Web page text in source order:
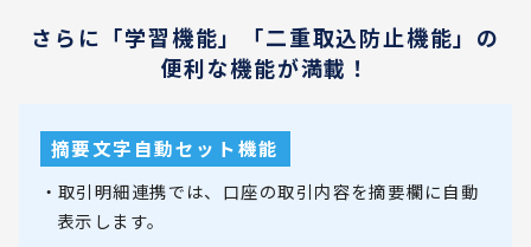
さらに「学習機能」「二重取込防止機能」の
便利な機能が満載！
摘要文字自動セット機能
・取引明細連携では、口座の取引内容を摘要欄に自動
表示します。